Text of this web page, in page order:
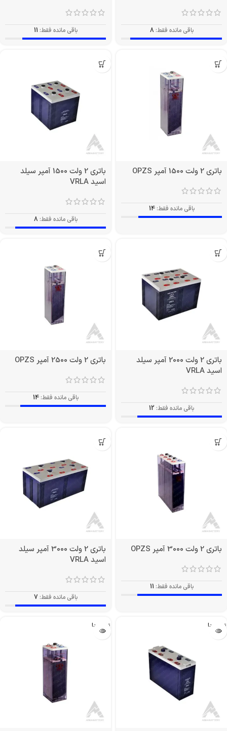
باقی مانده فقط: 8 باقی مانده فقط: 11
باتری 2 ولت 1500 آمپر OPZS
باقی مانده فقط: 14
باتری 2 ولت 1500 آمپر سیلد
اسید VRLA
باقی مانده فقط: 8
باتری 2 ولت 2000 آمپر سیلد
اسید VRLA
باقی مانده فقط: 12
باتری 2 ولت 2500 آمپر OPZS
باقی مانده فقط: 14
باتری 2 ولت 3000 آمپر OPZS
باقی مانده فقط: 11
باتری 2 ولت 3000 آمپر سیلد
اسید VRLA
باقی مانده فقط: 7
تمام شد! تمام شد!